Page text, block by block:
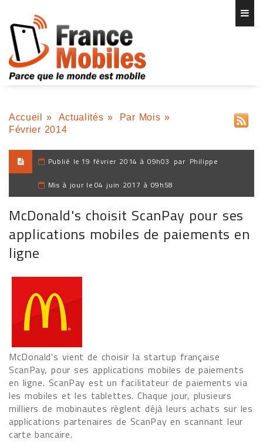
Accueil » Actualités » Par Mois »
Février 2014
Publié le 19 février 2014 à 09h03 par Philippe
Mis à jour le 04 juin 2017 à 09h58
McDonald's choisit ScanPay pour ses
applications mobiles de paiements en
ligne
McDonald's vient de choisir la startup française
ScanPay, pour ses applications mobiles de paiements
en ligne. ScanPay est un facilitateur de paiements via
les mobiles et les tablettes. Chaque jour, plusieurs
milliers de mobinautes règlent déjà leurs achats sur les
applications partenaires de ScanPay en scannant leur
carte bancaire.